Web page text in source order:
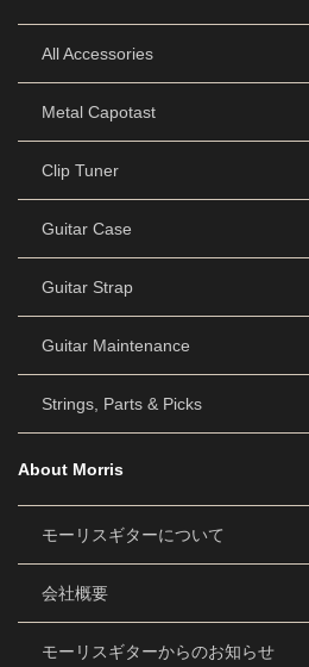
All Accessories
Metal Capotast
Clip Tuner
Guitar Case
Guitar Strap
Guitar Maintenance
Strings, Parts & Picks
About Morris
モーリスギターについて
会社概要
モーリスギターからのお知らせ